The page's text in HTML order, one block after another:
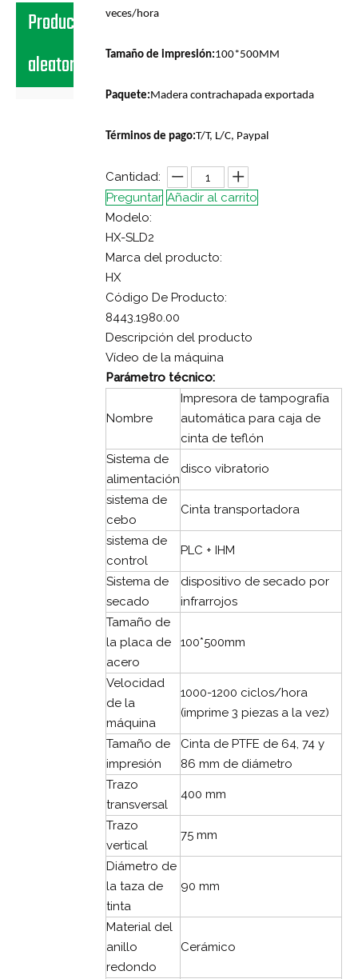
Productos
aleatorios
veces/hora
Tamaño de impresión:100*500MM
Paquete:Madera contrachapada exportada
Términos de pago:T/T, L/C, Paypal
Cantidad:
Preguntar Añadir al carrito
Modelo:
HX-SLD2
Marca del producto:
HX
Código De Producto:
8443.1980.00
Descripción del producto
Vídeo de la máquina
Parámetro técnico:
Nombre
Impresora de tampografía
automática para caja de
cinta de teflón
Sistema de
alimentación
disco vibratorio
sistema de
cebo
Cinta transportadora
sistema de
control
PLC + IHM
Sistema de
secado
dispositivo de secado por
infrarrojos
Tamaño de
la placa de
acero
100*500mm
Velocidad
de la
máquina
1000-1200 ciclos/hora
(imprime 3 piezas a la vez)
Tamaño de
impresión
Cinta de PTFE de 64, 74 y
86 mm de diámetro
Trazo
transversal
400 mm
Trazo
vertical
75 mm
Diámetro de
la taza de
tinta
90 mm
Material del
anillo
redondo
Cerámico